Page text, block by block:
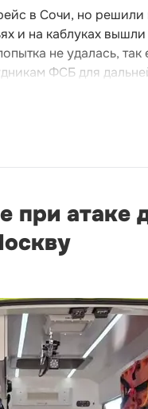
в Сочи, но решили
и на каблуках
не удалась,
ФСБ для
при